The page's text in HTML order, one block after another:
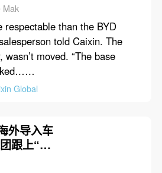
Mak
than the BYD
told Caixin. The
moved. “The base
Global
外导入车
跟上“中